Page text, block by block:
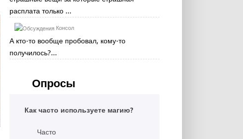
расплата только ...
Консол
А кто-то вообще пробовал, кому-то
получилось?...
Опросы
Как часто используете магию?
Часто